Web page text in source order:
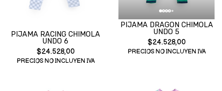
PIJAMA RACING CHIMOLA
UNDO 6
$24.528,00
PRECIOS NO INCLUYEN IVA
PIJAMA DRAGON CHIMOLA
UNDO 5
$24.528,00
PRECIOS NO INCLUYEN IVA